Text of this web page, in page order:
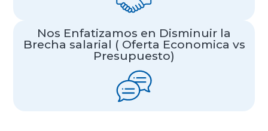
Nos Enfatizamos en Disminuir la
Brecha salarial ( Oferta Economica vs
Presupuesto)